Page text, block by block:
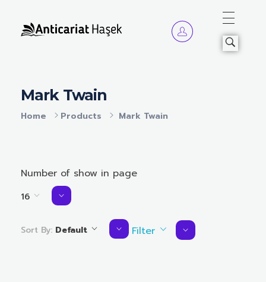
Home Products Mark Twain
Mark Twain
Number of show in page
16
Sort By: Default Filter